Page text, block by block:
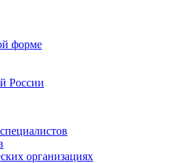
форме
России
организациях